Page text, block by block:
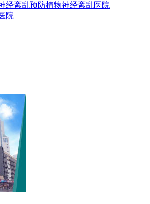
经紊乱预防植物神经紊乱医院
院